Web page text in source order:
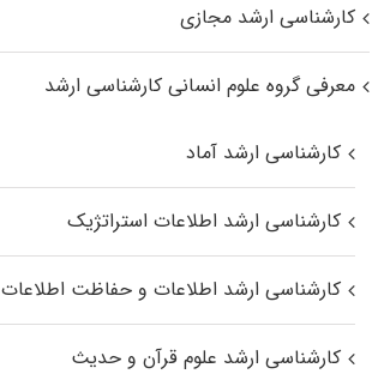
کارشناسی ارشد مجازی
معرفی گروه علوم انسانی کارشناسی ارشد
کارشناسی ارشد آماد
کارشناسی ارشد اطلاعات استراتژیک
کارشناسی ارشد اطلاعات و حفاظت اطلاعات
کارشناسی ارشد علوم قرآن و حدیث